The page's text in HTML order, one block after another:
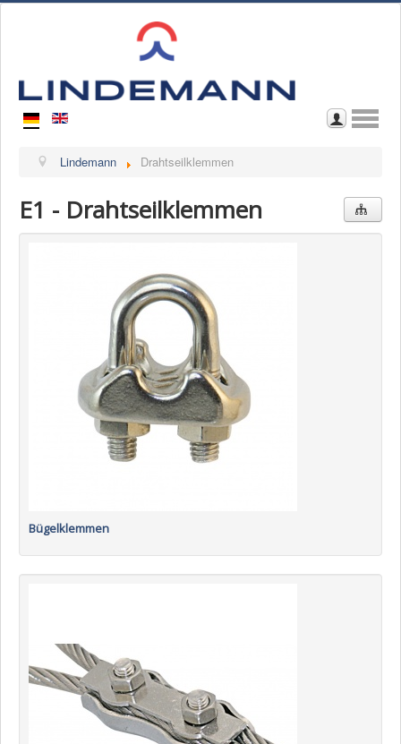
Home
Download Katalog
Lindemann Drahtseilklemmen
E1 - Drahtseilklemmen
Bügelklemmen